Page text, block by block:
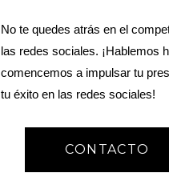
No te quedes atrás en el
las redes sociales. ¡Hablemos
comencemos a impulsar tu
tu éxito en las redes sociales!
CONTACTO